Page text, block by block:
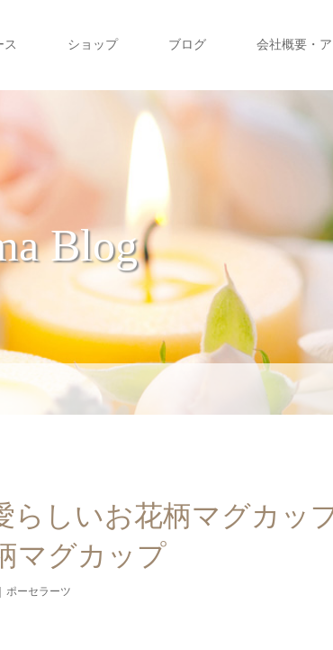
ス ショップ ブログ 会社概要・
Blog
しいお花柄マグカッ
マグカップ
ポーセラーツ